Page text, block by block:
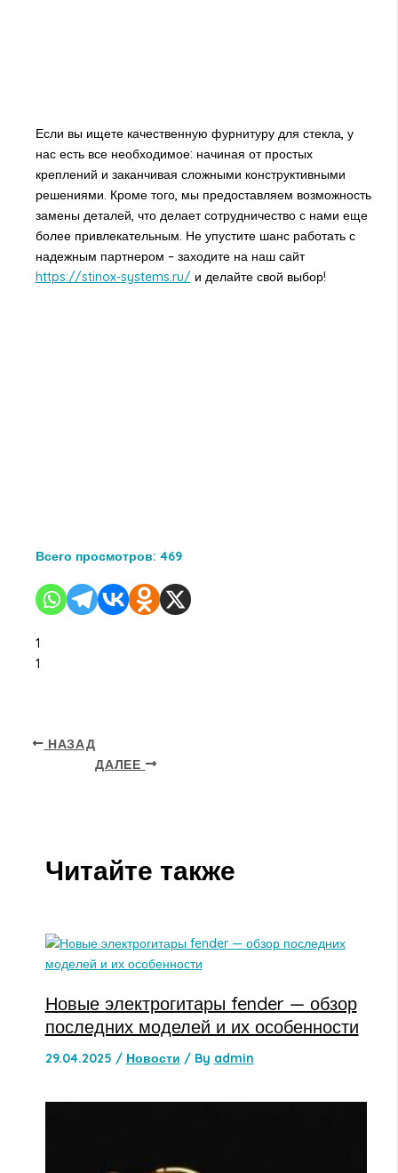
Если вы ищете качественную фурнитуру для стекла, у
нас есть все необходимое: начиная от простых
креплений и заканчивая сложными конструктивными
решениями. Кроме того, мы предоставляем возможность
замены деталей, что делает сотрудничество с нами еще
более привлекательным. Не упустите шанс работать с
надежным партнером – заходите на наш сайт
https://stinox-systems.ru/и делайте свой выбор!
Всего просмотров: 469
1
1
НАЗАД
ДАЛЕЕ
Читайте также
Новые электрогитары fender — обзор
последних моделей и их особенности
29.04.2025 / Новости / By admin